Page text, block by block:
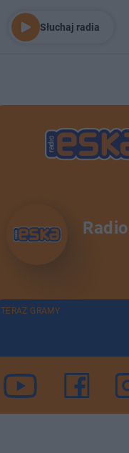
Słuchaj radia
TERAZ GRAMY